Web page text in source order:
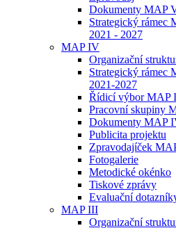
Dokumenty MAP
Strategický rámec
2021 - 2027
MAP IV
Organizační
Strategický rámec
2021-2027
Řídicí výbor MAP
Pracovní skupiny
Dokumenty MAP
Publicita projektu
Zpravodajíček
Fotogalerie
Metodické okénko
Tiskové zprávy
Evaluační
MAP III
Organizační